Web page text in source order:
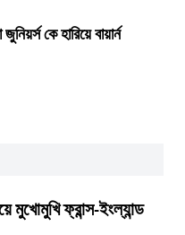
কে হারিয়ে বায়ার্ন
মুখোমুখি ফ্রান্স-ইংল্যান্ড